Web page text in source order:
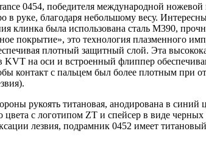
0454, победителя международной
руке, благодаря небольшому весу.
клинка была использована сталь М390,
покрытие», это технология плазменного
плотный защитный слой. Эта
на оси и встроенный флиппер
контакт с пальцем был более плотным при
рукоять титановая, анодирована в
с логотипом ZT и спейсер в виде
лезвия, подрамник 0452 имеет